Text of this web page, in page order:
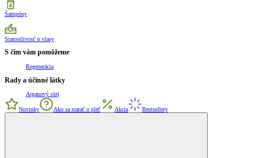
Šampóny
Starostlivosť o vlasy
S čím vám pomôžeme
Regenerácia
Rady a účinné látky
Arganový olej
Novinky Ako sa starať o pleť Akcia Bestsellery